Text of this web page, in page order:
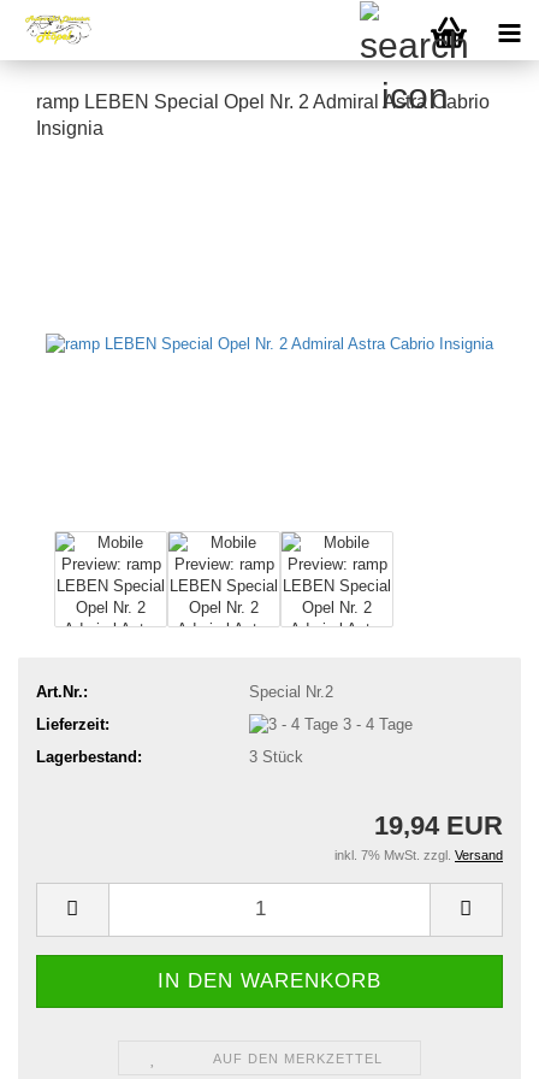
ramp LEBEN Special Opel Nr. 2 Admiral Astra Cabrio
Insignia
Art.Nr.:
Special Nr.2
Lieferzeit:
3 - 4 Tage
Lagerbestand:
3 Stück
19,94 EUR
inkl. 7% MwSt. zzgl. Versand
AUF DEN MERKZETTEL